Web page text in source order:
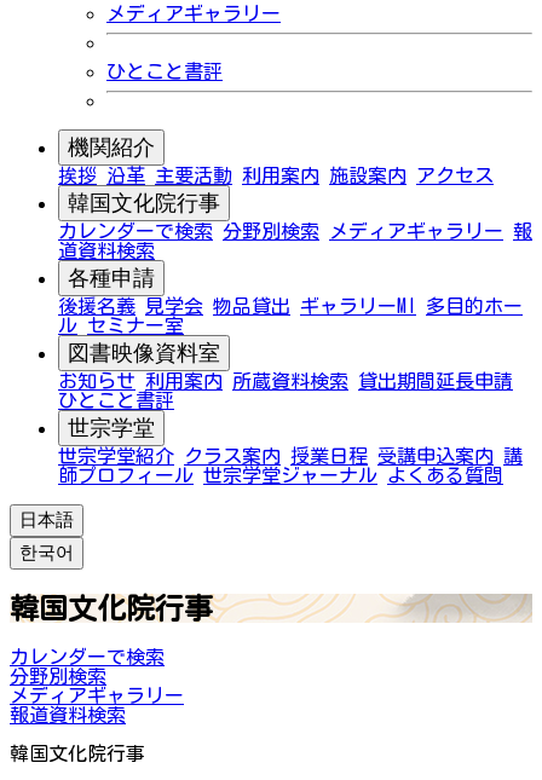
メディアギャラリー
ひとこと書評
機関紹介
挨拶 沿革 主要活動 利用案内 施設案内 アクセス
韓国文化院行事
カレンダーで検索 分野別検索 メディアギャラリー 報
道資料検索
各種申請
後援名義 見学会 物品貸出 ギャラリーMI
多目的ホー
ル セミナー室
図書映像資料室
お知らせ 利用案内 所蔵資料検索
貸出期間延長申請
ひとこと書評
世宗学堂
世宗学堂紹介 クラス案内 授業日程 受講申込案内 講
師プロフィール 世宗学堂ジャーナル よくある質問
日本語
한국어
韓国文化院行事
カレンダーで検索
分野別検索
メディアギャラリー
報道資料検索
韓国文化院行事